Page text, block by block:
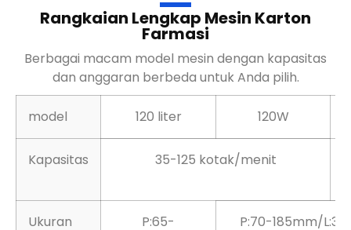
Rangkaian Lengkap Mesin Karton
Farmasi
Berbagai macam model mesin dengan kapasitas
dan anggaran berbeda untuk Anda pilih.
model 120 liter 120W